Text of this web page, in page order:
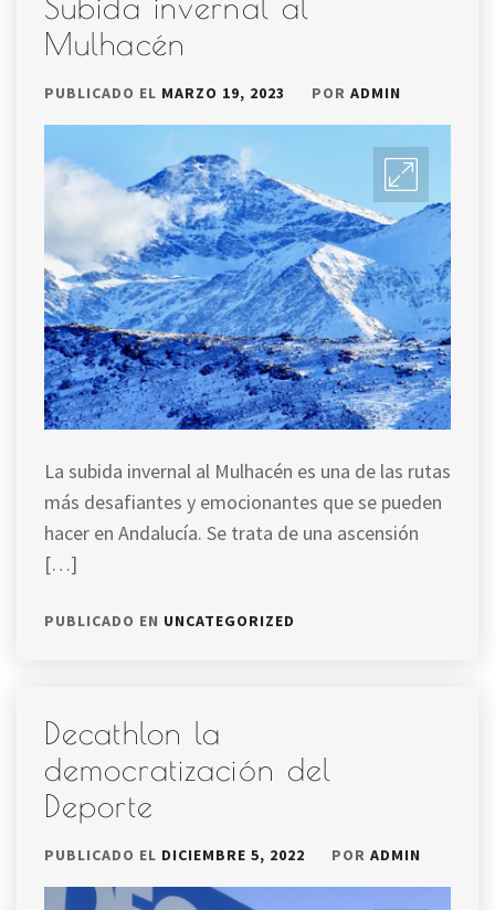
Mulhacén
PUBLICADO EL MARZO 19, 2023 POR ADMIN
La subida invernal al Mulhacén es una de las rutas
más desafiantes y emocionantes que se pueden
hacer en Andalucía. Se trata de una ascensión
[…]
PUBLICADO EN UNCATEGORIZED
Decathlon la
democratización del
Deporte
PUBLICADO EL DICIEMBRE 5, 2022 POR ADMIN